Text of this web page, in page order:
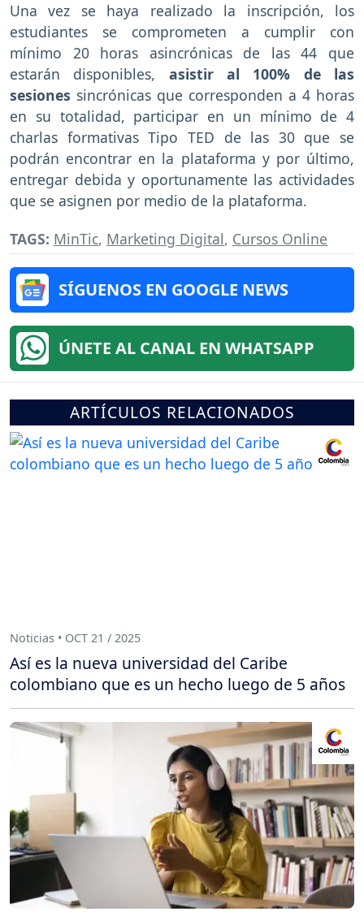
Una vez se haya realizado la inscripción, los
estudiantes se comprometen a cumplir con
mínimo 20 horas asincrónicas de las 44 que
estarán disponibles, asistir al 100% de las
sesiones sincrónicas que corresponden a 4 horas
en su totalidad, participar en un mínimo de 4
charlas formativas Tipo TED de las 30 que se
podrán encontrar en la plataforma y por último,
entregar debida y oportunamente las actividades
que se asignen por medio de la plataforma.
TAGS: MinTic, Marketing Digital, Cursos Online
SÍGUENOS EN GOOGLE NEWS
ÚNETE AL CANAL EN WHATSAPP
ARTÍCULOS RELACIONADOS
Noticias • OCT 21 / 2025
Así es la nueva universidad del Caribe
colombiano que es un hecho luego de 5 años